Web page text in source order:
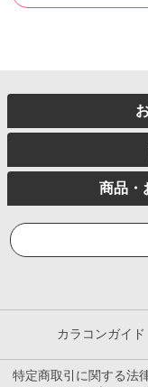
商品・
カラコンガイド
特定商取引に関する法